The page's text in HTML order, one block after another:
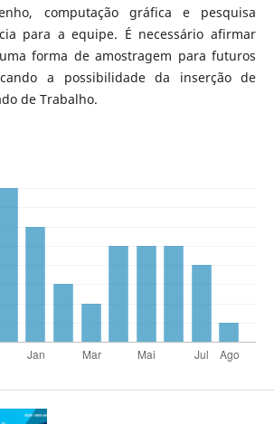
computação gráfica e pesquisa
para a equipe. É necessário afirmar
forma de amostragem para futuros
a possibilidade da inserção de
de Trabalho.